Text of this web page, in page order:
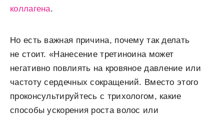
коллагена.
Но есть важная причина, почему так делать
не стоит. «Нанесение третиноина может
негативно повлиять на кровяное давление или
частоту сердечных сокращений. Вместо этого
проконсультируйтесь с трихологом, какие
способы ускорения роста волос или